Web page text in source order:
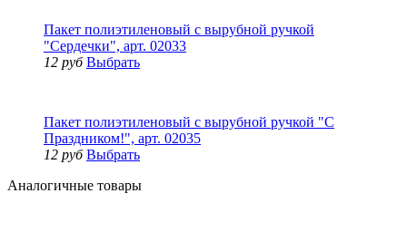
Пакет полиэтиленовый с вырубной ручкой
"Сердечки", арт. 02033
12 руб Выбрать
Пакет полиэтиленовый с вырубной ручкой "С
Праздником!", арт. 02035
12 руб Выбрать
Аналогичные товары